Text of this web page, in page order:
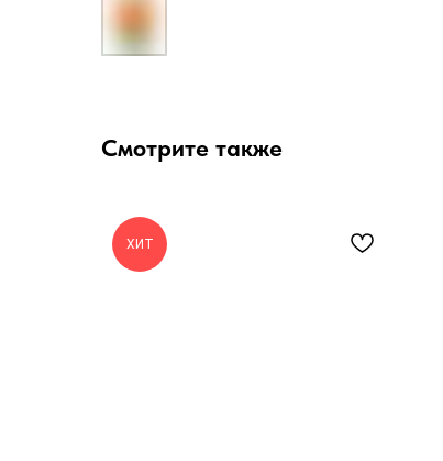
Смотрите также
ХИТ